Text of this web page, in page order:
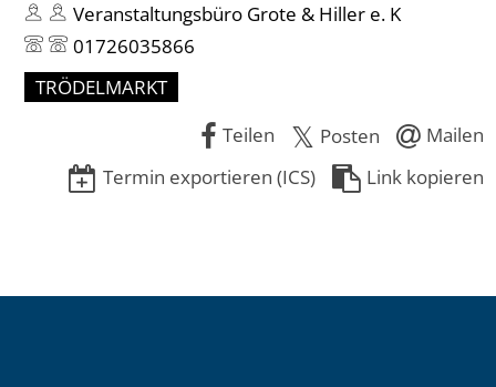
Veranstaltungsbüro Grote & Hiller e. K
01726035866
TRÖDELMARKT
Teilen
Posten
Mailen
Termin exportieren (ICS)
Link kopieren